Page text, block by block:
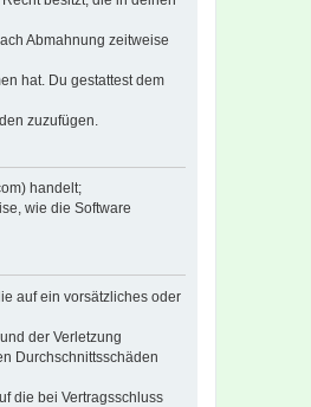
Abmahnung zeitweise
hat. Du gestattest dem
zuzufügen.
handelt;
wie die Software
auf ein vorsätzliches oder
der Verletzung
Durchschnittsschäden
die bei Vertragsschluss